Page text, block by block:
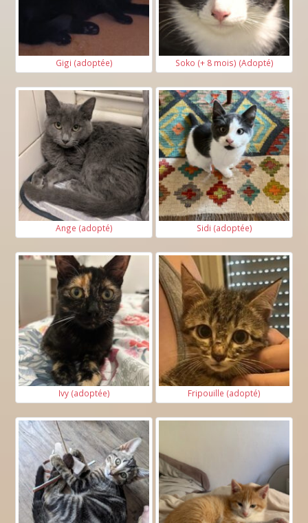
Gigi (adoptée) Soko (+ 8 mois) (Adopté)
Ange (adopté) Sidi (adoptée)
Ivy (adoptée) Fripouille (adopté)